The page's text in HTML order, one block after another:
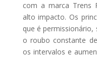
com a marca Trens
alto impacto. Os
que é permissionário,
o roubo constante
os intervalos e